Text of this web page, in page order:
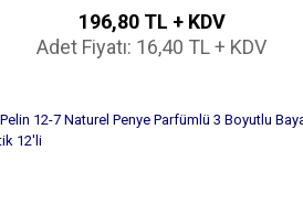
196,80 TL + KDV
Adet Fiyatı: 16,40 TL + KDV